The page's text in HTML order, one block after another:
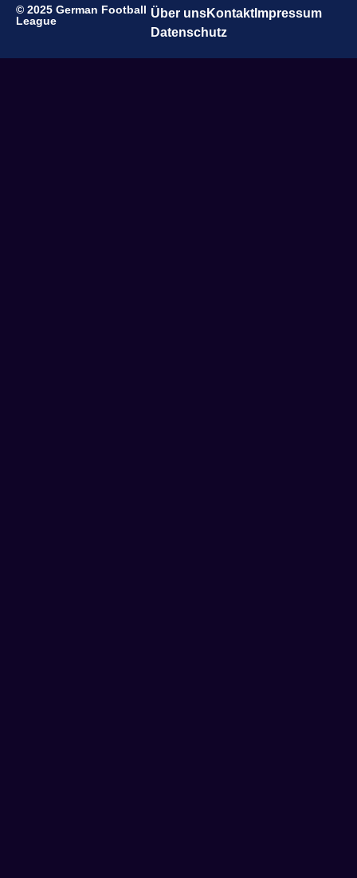
© 2025 German Football
League
Über unsKontaktImpressum
Datenschutz